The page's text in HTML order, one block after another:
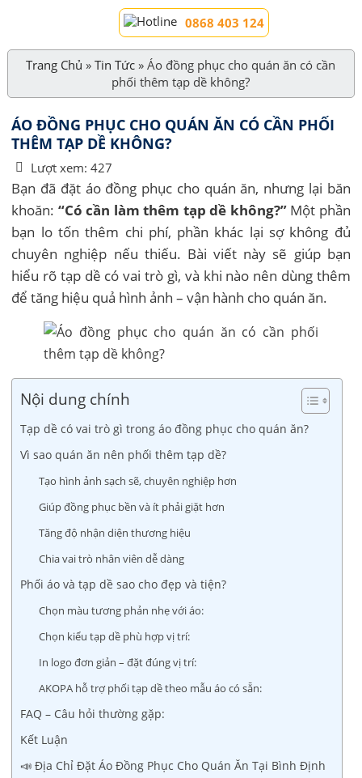
0868 403 124
Trang Chủ »Tin Tức »Áo đồng phục cho quán ăn có cần
phối thêm tạp dề không?
ÁO ĐỒNG PHỤC CHO QUÁN ĂN CÓ CẦN PHỐI
THÊM TẠP DỀ KHÔNG?
Lượt xem: 427
Bạn đã đặt áo đồng phục cho quán ăn, nhưng lại băn
khoăn: “Có cần làm thêm tạp dề không?”Một phần
bạn lo tốn thêm chi phí, phần khác lại sợ không đủ
chuyên nghiệp nếu thiếu. Bài viết này sẽ giúp bạn
hiểu rõ tạp dề có vai trò gì, và khi nào nên dùng thêm
để tăng hiệu quả hình ảnh – vận hành cho quán ăn.
Nội dung chính
Tạp dề có vai trò gì trong áo đồng phục cho quán ăn?
Vì sao quán ăn nên phối thêm tạp dề?
Tạo hình ảnh sạch sẽ, chuyên nghiệp hơn
Giúp đồng phục bền và ít phải giặt hơn
Tăng độ nhận diện thương hiệu
Chia vai trò nhân viên dễ dàng
Phối áo và tạp dề sao cho đẹp và tiện?
Chọn màu tương phản nhẹ với áo:
Chọn kiểu tạp dề phù hợp vị trí:
In logo đơn giản – đặt đúng vị trí:
AKOPA hỗ trợ phối tạp dề theo mẫu áo có sẵn:
FAQ – Câu hỏi thường gặp:
Kết Luận
📣 Địa Chỉ Đặt Áo Đồng Phục Cho Quán Ăn Tại Bình Định